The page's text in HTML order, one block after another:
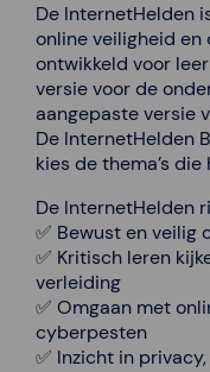
De InternetHelden
online veiligheid
ontwikkeld voor
versie voor de
aangepaste versie
De InternetHelden
kies de thema’s
De InternetHelden
✅ Bewust en veilig
✅ Kritisch leren
verleiding
✅ Omgaan met
cyberpesten
✅ Inzicht in